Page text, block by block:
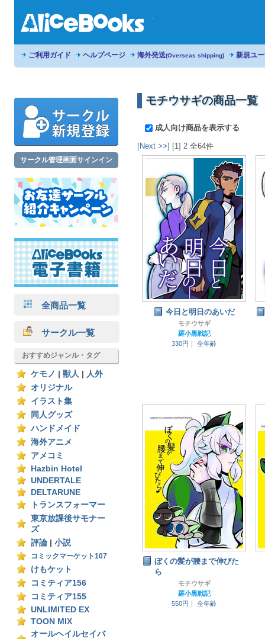
ご利用ガイド ヘルプページ 海外発送(Overseas shipping) 新規ユ
サークル管理画面サインイン
全商品一覧
サークル一覧
おすすめジャンル・タグ
ケモノ 獣人
人外
オリジナル
イラスト集
同人グッズ
ハンドメイド
海外アニメ
アメコミ
Hazbin Hotel
UNDERTALE
DELTARUNE
トランスフォーマー
東京放課後サモナー
ズ
評論
小説
コミックマーケット107
けもケット
コミティア156
コミティア155
UNLIMITED EX
TOON MIX
オールヘイルセイバ
モチウサギの商品一覧
成人向け商品を表示する
[Next >>] [1] 2 全64件
今日と明日のあいだ
モチウサギ
羅小黒戦記
330円｜
全年齢
ぼくの髪が腰まで伸びた
ら
モチウサギ
羅小黒戦記
550円｜
全年齢